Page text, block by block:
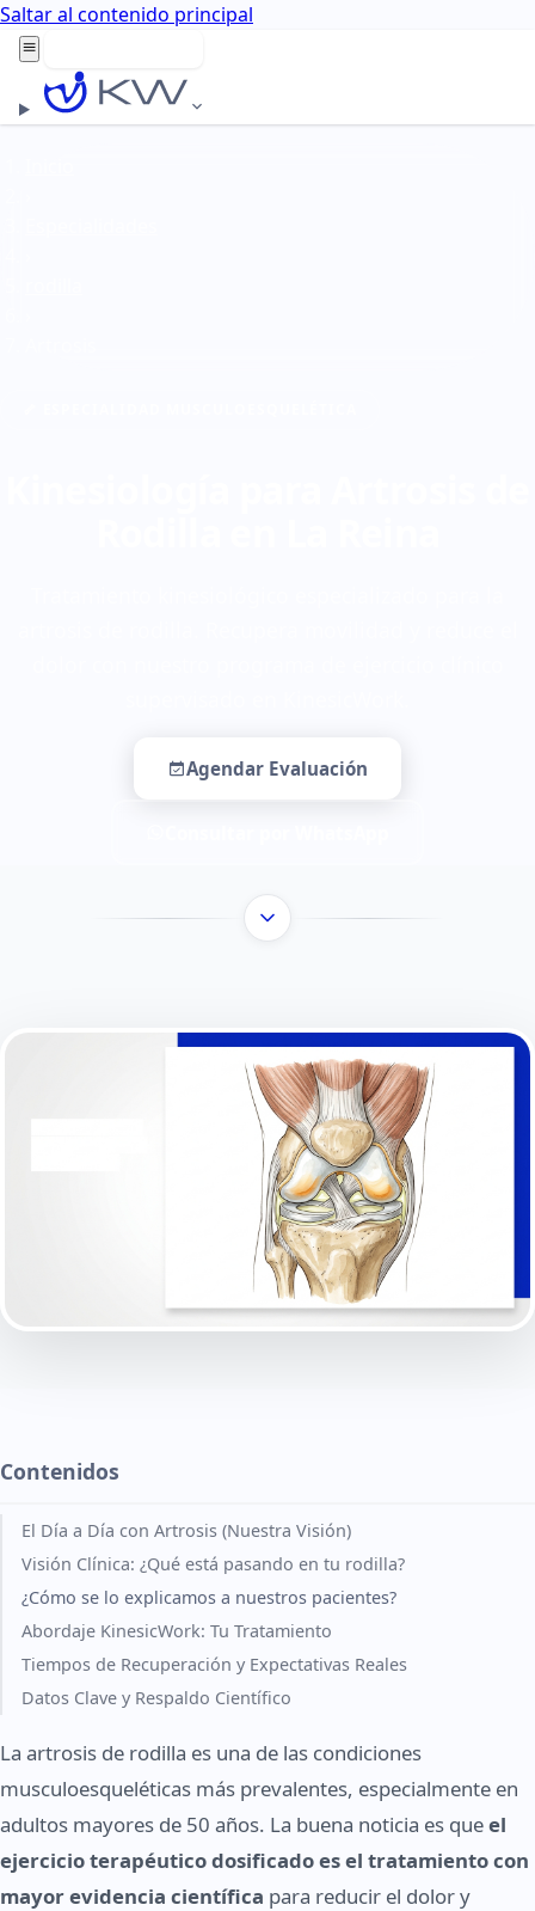
Saltar al contenido principal
Agendar Evaluación
Contenidos
El Día a Día con Artrosis (Nuestra Visión)
Visión Clínica: ¿Qué está pasando en tu rodilla?
¿Cómo se lo explicamos a nuestros pacientes?
Abordaje KinesicWork: Tu Tratamiento
Tiempos de Recuperación y Expectativas Reales
Datos Clave y Respaldo Científico
La artrosis de rodilla es una de las condiciones
musculoesqueléticas más prevalentes, especialmente en
adultos mayores de 50 años. La buena noticia es queel
ejercicio terapéutico dosificado es el tratamiento con
mayor evidencia científica para reducir el dolor y